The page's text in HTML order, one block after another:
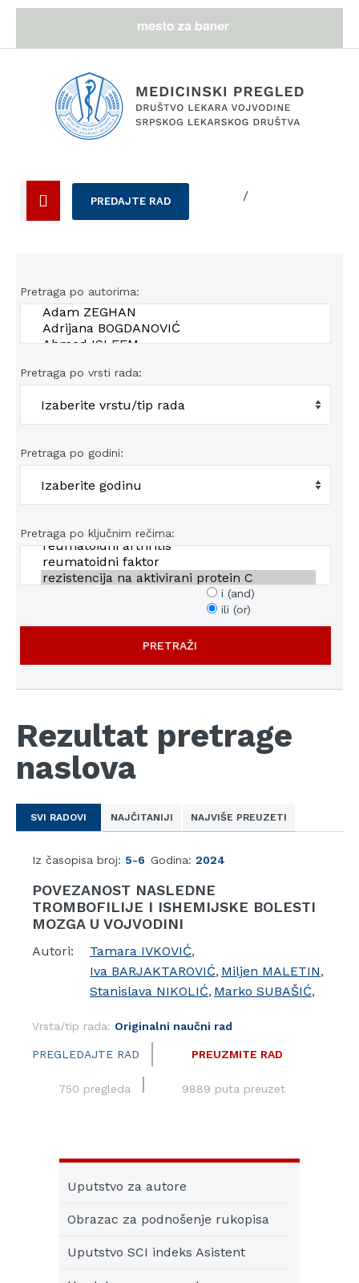
PREDAJTE RAD /
Pretraga po autorima:
Pretraga po vrsti rada:
Pretraga po godini:
Pretraga po ključnim rečima:
i (and)
ili (or)
Rezultat pretrage
naslova
SVI RADOVI NAJČITANIJI NAJVIŠE PREUZETI
Iz časopisa broj: 5-6 Godina: 2024
POVEZANOST NASLEDNE
TROMBOFILIJE I ISHEMIJSKE BOLESTI
MOZGA U VOJVODINI
Autori: Tamara IVKOVIĆ,
Iva BARJAKTAROVIĆ, Miljen MALETIN,
Stanislava NIKOLIĆ, Marko SUBAŠIĆ,
Vrsta/tip rada: Originalni naučni rad
PREGLEDAJTE RAD PREUZMITE RAD
750 pregleda 9889 puta preuzet
Uputstvo za autore
Obrazac za podnošenje rukopisa
Uputstvo SCI indeks Asistent